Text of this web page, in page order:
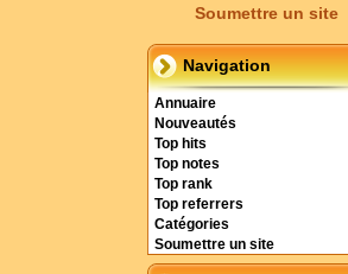
Soumettre un site
Navigation
Annuaire
Nouveautés
Top hits
Top notes
Top rank
Top referrers
Catégories
Soumettre un site